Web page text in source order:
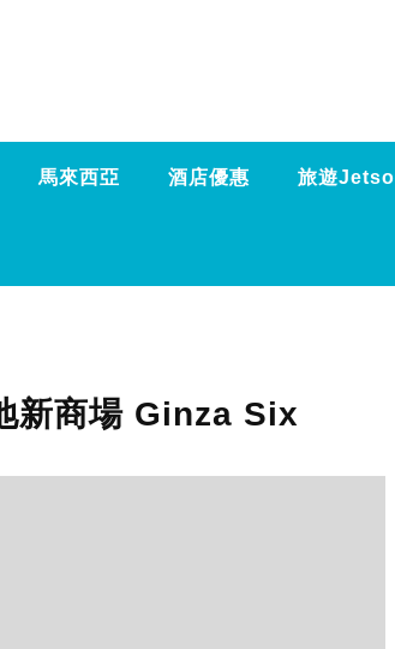
馬來西亞 酒店優惠 旅遊Jetso
新商場 Ginza Six